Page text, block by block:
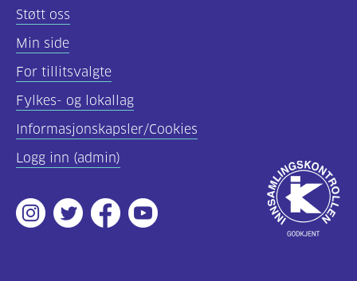
Støtt oss
Min side
For tillitsvalgte
Fylkes- og lokallag
Informasjonskapsler/Cookies
Logg inn (admin)
Instagram
TwitterFacebookYoutube
Godkjent
av